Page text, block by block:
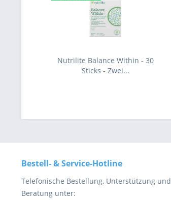
Nutrilite Balance Within - 30
Sticks - Zwei...
Bestell- & Service-Hotline
Telefonische Bestellung, Unterstützung und
Beratung unter: